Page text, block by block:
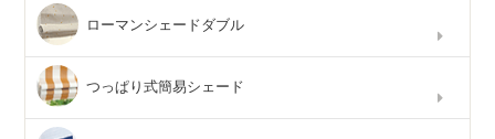
ローマンシェードダブル
つっぱり式簡易シェード